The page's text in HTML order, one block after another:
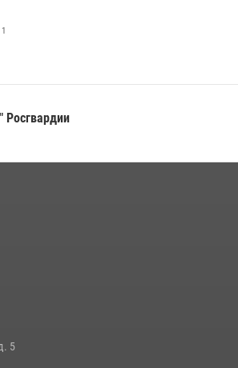
1
задержали мужчину, пугавшего
(видео)
5